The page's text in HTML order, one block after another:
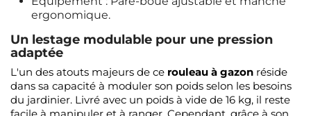
ergonomique.
Un lestage modulable pour une pression
adaptée
L'un des atouts majeurs de ce rouleau à gazon réside
dans sa capacité à moduler son poids selon les besoins
du jardinier. Livré avec un poids à vide de 16 kg, il reste